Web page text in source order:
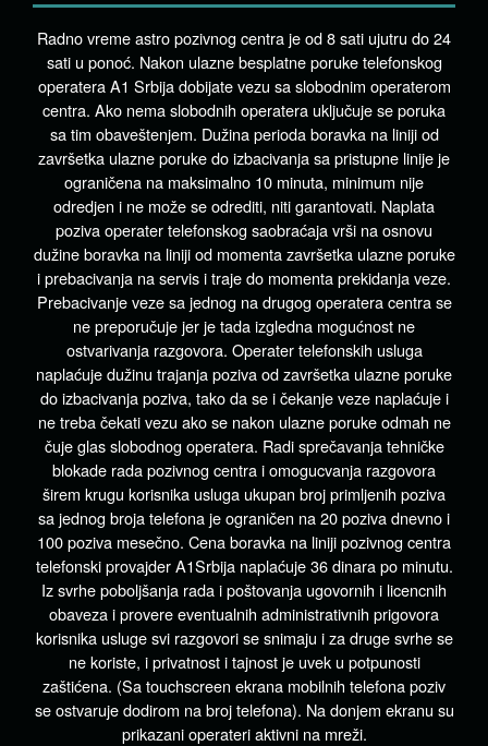
Radno vreme astro pozivnog centra je od 8 sati ujutru do 24
sati u ponoć. Nakon ulazne besplatne poruke telefonskog
operatera A1 Srbija dobijate vezu sa slobodnim operaterom
centra. Ako nema slobodnih operatera uključuje se poruka
sa tim obaveštenjem. Dužina perioda boravka na liniji od
završetka ulazne poruke do izbacivanja sa pristupne linije je
ograničena na maksimalno 10 minuta, minimum nije
odredjen i ne može se odrediti, niti garantovati. Naplata
poziva operater telefonskog saobraćaja vrši na osnovu
dužine boravka na liniji od momenta završetka ulazne poruke
i prebacivanja na servis i traje do momenta prekidanja veze.
Prebacivanje veze sa jednog na drugog operatera centra se
ne preporučuje jer je tada izgledna mogućnost ne
ostvarivanja razgovora. Operater telefonskih usluga
naplaćuje dužinu trajanja poziva od završetka ulazne poruke
do izbacivanja poziva, tako da se i čekanje veze naplaćuje i
ne treba čekati vezu ako se nakon ulazne poruke odmah ne
čuje glas slobodnog operatera. Radi sprečavanja tehničke
blokade rada pozivnog centra i omogucvanja razgovora
širem krugu korisnika usluga ukupan broj primljenih poziva
sa jednog broja telefona je ograničen na 20 poziva dnevno i
100 poziva mesečno. Cena boravka na liniji pozivnog centra
telefonski provajder A1Srbija naplaćuje 36 dinara po minutu.
Iz svrhe poboljšanja rada i poštovanja ugovornih i licencnih
obaveza i provere eventualnih administrativnih prigovora
korisnika usluge svi razgovori se snimaju i za druge svrhe se
ne koriste, i privatnost i tajnost je uvek u potpunosti
zaštićena. (Sa touchscreen ekrana mobilnih telefona poziv
se ostvaruje dodirom na broj telefona). Na donjem ekranu su
prikazani operateri aktivni na mreži.